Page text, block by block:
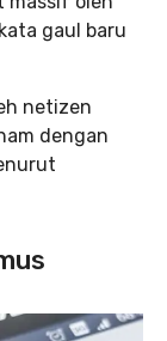
gaul baru
netizen
dengan